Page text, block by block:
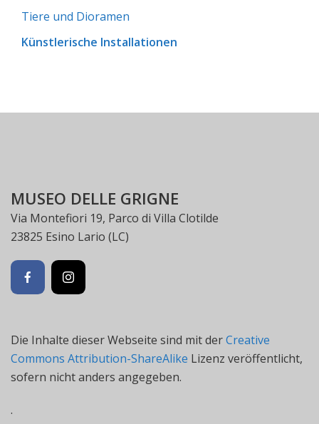
Tiere und Dioramen
Künstlerische Installationen
MUSEO DELLE GRIGNE
Via Montefiori 19, Parco di Villa Clotilde
23825 Esino Lario (LC)
Die Inhalte dieser Webseite sind mit derCreative
Commons Attribution-ShareAlike Lizenz veröffentlicht,
sofern nicht anders angegeben.
.